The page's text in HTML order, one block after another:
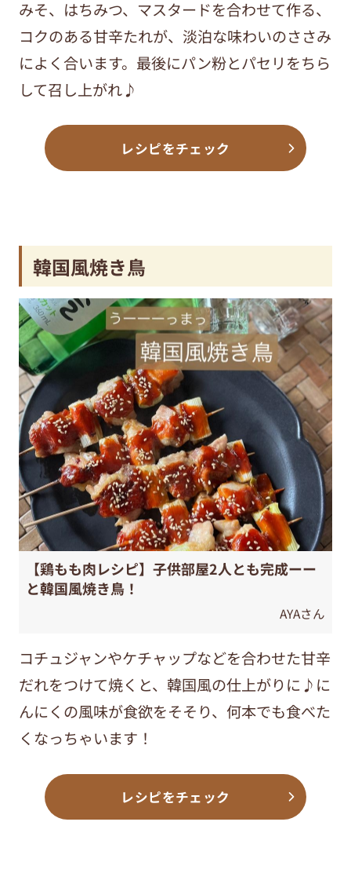
みそ、はちみつ、マスタードを合わせて作る、
コクのある甘辛たれが、淡泊な味わいのささみ
によく合います。最後にパン粉とパセリをちら
して召し上がれ♪
レシピをチェック
韓国風焼き鳥
【鶏もも肉レシピ】子供部屋2人とも完成ーー
と韓国風焼き鳥！
AYAさん
コチュジャンやケチャップなどを合わせた甘辛
だれをつけて焼くと、韓国風の仕上がりに♪に
んにくの風味が食欲をそそり、何本でも食べた
くなっちゃいます！
レシピをチェック